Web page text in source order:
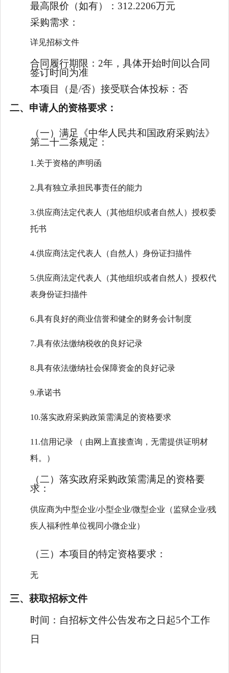
最高限价（如有）： 312.2206万元
采购需求：
详见招标文件
合同履行期限： 2年，具体开始时间以合同
签订时间为准
本项目（是/否）接受联合体投标： 否
二、申请人的资格要求：
（一）满足《中华人民共和国政府采购法》
第二十二条规定：
1.关于资格的声明函
2.具有独立承担民事责任的能力
3.供应商法定代表人（其他组织或者自然人）授权委
托书
4.供应商法定代表人（自然人）身份证扫描件
5.供应商法定代表人（其他组织或者自然人）授权代
表身份证扫描件
6.具有良好的商业信誉和健全的财务会计制度
7.具有依法缴纳税收的良好记录
8.具有依法缴纳社会保障资金的良好记录
9.承诺书
10.落实政府采购政策需满足的资格要求
11.信用记录 （ 由网上直接查询，无需提供证明材
料。）
（二）落实政府采购政策需满足的资格要
求：
供应商为中型企业/小型企业/微型企业（监狱企业/残
疾人福利性单位视同小微企业）
（三）本项目的特定资格要求：
无
三、获取招标文件
时间： 自招标文件公告发布之日起5个工作
日